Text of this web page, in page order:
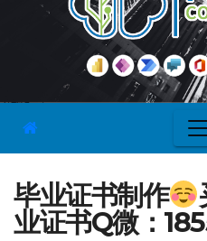
毕业证书制作
业证书Q微：